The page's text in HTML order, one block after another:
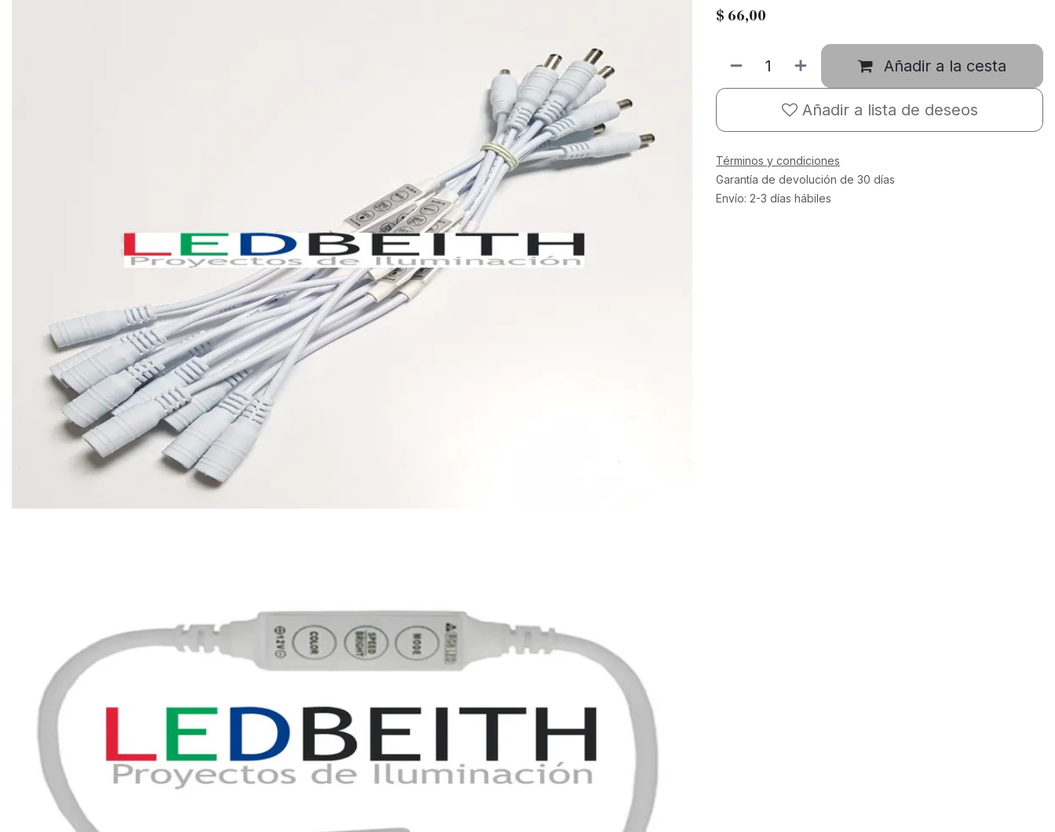
$ 66,00
Añadir a la cesta
Añadir a lista de deseos
Términos y condiciones
Garantía de devolución de 30 días
Envío: 2-3 días hábiles